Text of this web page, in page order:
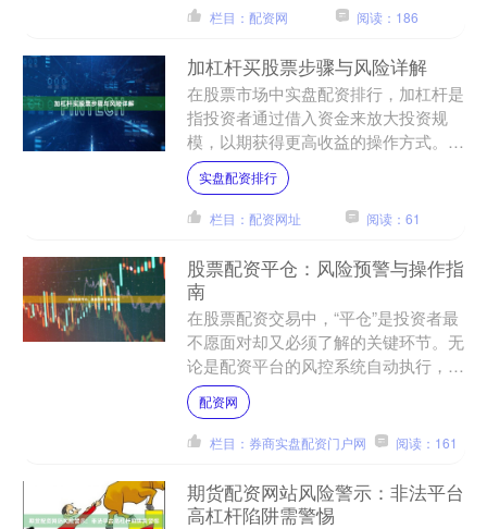
栏目：配资网 阅读：186
加杠杆买股票步骤与风险详解
在股票市场中实盘配资排行，加杠杆是
指投资者通过借入资金来放大投资规
模，以期获得更高收益的操作方式。常
见的杠杆工具包括融资融券、配资以及
股指期货等。对于希望通过杠....
实盘配资排行
栏目：配资网址 阅读：61
股票配资平仓：风险预警与操作指
南
在股票配资交易中，“平仓”是投资者最
不愿面对却又必须了解的关键环节。无
论是配资平台的风控系统自动执行，还
是投资者自主止损，平仓都直接关系到
资金安全与交易结果。本....
配资网
栏目：券商实盘配资门户网 阅读：161
期货配资网站风险警示：非法平台
高杠杆陷阱需警惕